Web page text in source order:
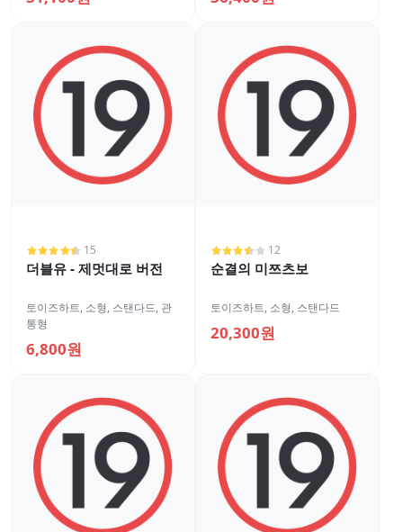
15
더블유 - 제멋대로 버전
토이즈하트, 소형, 스탠다드, 관
통형
6,800원
12
순결의 미쯔츠보
토이즈하트, 소형, 스탠다드
20,300원